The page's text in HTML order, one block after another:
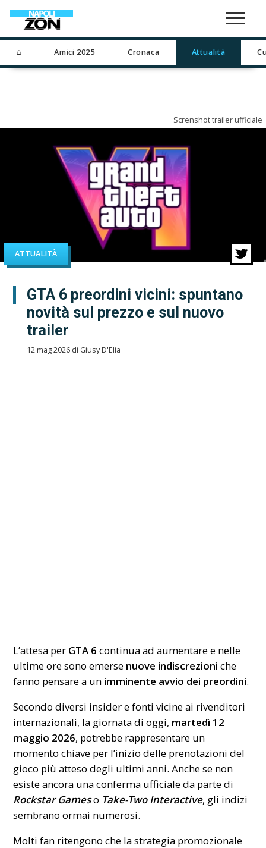
⌂ Amici 2025 Cronaca Attualità
Screnshot trailer ufficiale
ATTUALITÀ
GTA 6 preordini vicini: spuntano
novità sul prezzo e sul nuovo
trailer
12 mag 2026 di Giusy D'Elia
L’attesa per GTA 6 continua ad aumentare e nelle
ultime ore sono emerse nuove indiscrezioniche
fanno pensare a un imminente avvio dei preordini.
Secondo diversi insider e fonti vicine ai rivenditori
internazionali, la giornata di oggi, martedì 12
maggio 2026, potrebbe rappresentare un
momento chiave per l’inizio delle prenotazioni del
gioco più atteso degli ultimi anni. Anche se non
esiste ancora una conferma ufficiale da parte di
Rockstar Gameso Take-Two Interactive, gli indizi
sembrano ormai numerosi.
Molti fan ritengono che la strategia promozionale